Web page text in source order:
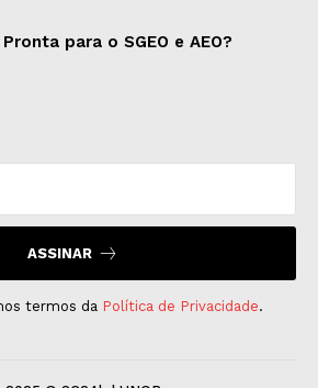
para o SGEO e AEO?
ASSINAR
termos da Política de Privacidade.